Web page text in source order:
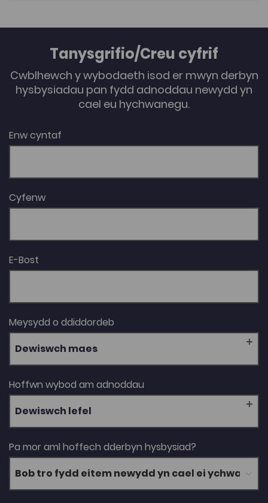
Tanysgrifio/Creu cyfrif
Cwblhewch y wybodaeth isod er mwyn derbyn
hysbysiadau pan fydd adnoddau newydd yn
cael eu hychwanegu.
Enw cyntaf
Cyfenw
E-Bost
Meysydd o ddiddordeb
Dewiswch maes
Hoffwn wybod am adnoddau
Dewiswch lefel
Pa mor aml hoffech dderbyn hysbysiad?